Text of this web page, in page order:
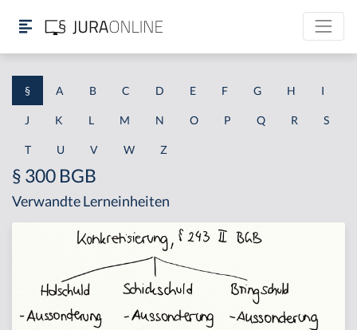
§ A B C D E F G H I
J K L M N O P Q R S
T U V W Z
§ 300 BGB
Verwandte Lerneinheiten